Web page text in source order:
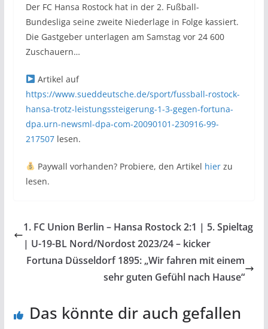
Der FC Hansa Rostock hat in der 2. Fußball-
Bundesliga seine zweite Niederlage in Folge kassiert.
Die Gastgeber unterlagen am Samstag vor 24 600
Zuschauern…
Artikel auf
https://www.sueddeutsche.de/sport/fussball-rostock-
hansa-trotz-leistungssteigerung-1-3-gegen-fortuna-
dpa.urn-newsml-dpa-com-20090101-230916-99-
217507lesen.
Paywall vorhanden? Probiere, den Artikel hierzu
lesen.
1. FC Union Berlin – Hansa Rostock 2:1 | 5. Spieltag
| U-19-BL Nord/Nordost 2023/24 – kicker
Fortuna Düsseldorf 1895: „Wir fahren mit einem
sehr guten Gefühl nach Hause“
Das könnte dir auch gefallen